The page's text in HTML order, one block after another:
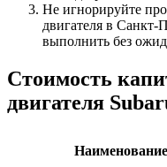
Не игнорируйте
двигателя в
выполнить без
Стоимость
двигателя
Наименование